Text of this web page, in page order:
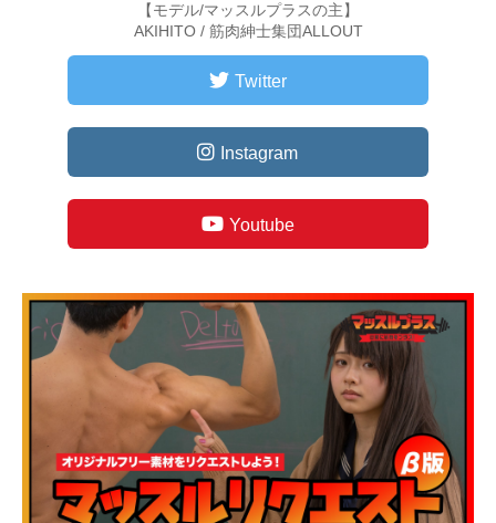
【モデル/マッスルプラスの主】
AKIHITO / 筋肉紳士集団ALLOUT
Twitter
Instagram
Youtube